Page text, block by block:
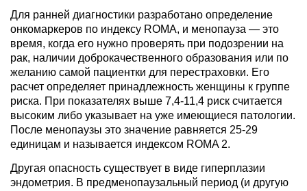
Для ранней диагностики разработано определение
онкомаркеров по индексу ROMA, и менопауза — это
время, когда его нужно проверять при подозрении на
рак, наличии доброкачественного образования или по
желанию самой пациентки для перестраховки. Его
расчет определяет принадлежность женщины к группе
риска. При показателях выше 7,4-11,4 риск считается
высоким либо указывает на уже имеющиеся патологии.
После менопаузы это значение равняется 25-29
единицам и называется индексом ROMA 2.
Другая опасность существует в виде гиперплазии
эндометрия. В предменопаузальный период (и другую